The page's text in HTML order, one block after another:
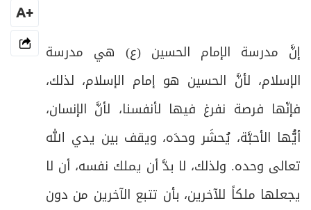
إنَّ مدرسة الإمام الحسين (ع) هي مدرسة
الإسلام، لأنَّ الحسين هو إمام الإسلام، لذلك،
فإنّها فرصة نفرغ فيها لأنفسنا، لأنَّ الإنسان،
أيُّها الأحبَّة، يُحشَر وحدَه، ويقف بين يدي الله
تعالى وحده. ولذلك، لا بدَّ أن يملك نفسه، أن لا
يجعلها ملكاً للآخرين، بأن تتبع الآخرين من دون
+A